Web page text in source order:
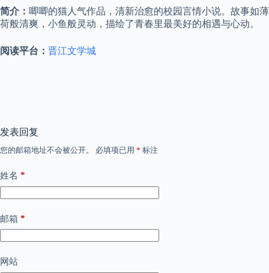
简介： 唧唧的猫人气作品，清新治愈的校园言情小说。故事如薄
荷般清爽，小鱼般灵动，描绘了青春里最美好的相遇与心动。
阅读平台： 晋江文学城
发表回复
您的邮箱地址不会被公开。 必填项已用 * 标注
姓名 *
邮箱 *
网站